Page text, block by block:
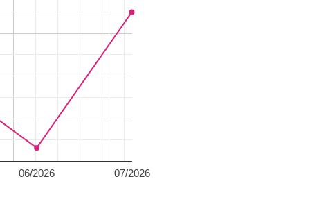
06/2026 07/2026